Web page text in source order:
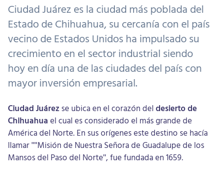
Ciudad Juárez es la ciudad más poblada del
Estado de Chihuahua, su cercanía con el país
vecino de Estados Unidos ha impulsado su
crecimiento en el sector industrial siendo
hoy en día una de las ciudades del país con
mayor inversión empresarial.
Ciudad Juárez se ubica en el corazón del desierto de
Chihuahua el cual es considerado el más grande de
América del Norte. En sus orígenes este destino se hacía
llamar ""Misión de Nuestra Señora de Guadalupe de los
Mansos del Paso del Norte", fue fundada en 1659.